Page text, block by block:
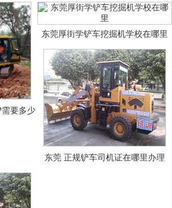
要多少
东莞厚街学铲车挖掘机学校在哪里
东莞 正规铲车司机证在哪里办理